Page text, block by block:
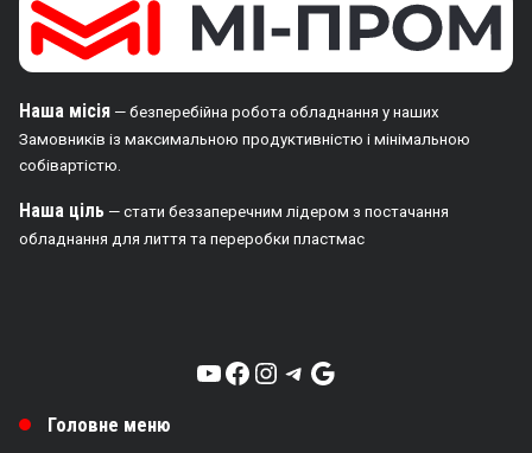
Наша місія — безперебійна робота обладнання у наших
Замовників із максимальною продуктивністю і мінімальною
собівартістю.
Наша ціль — стати беззаперечним лідером з постачання
обладнання для лиття та переробки пластмас
YouTube
Facebook
Instagram
Telegram
Google
Головне меню